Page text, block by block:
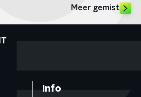
Meer gemist
Info